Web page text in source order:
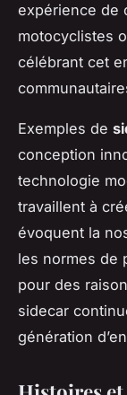
expérience de
motocyclistes
célébrant cet
Exemples de
conception
technologie
travaillent à
évoquent la
les normes de
pour des
sidecar
génération